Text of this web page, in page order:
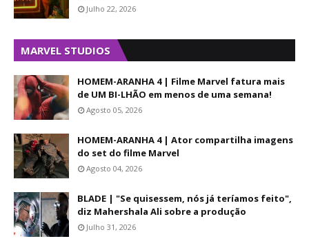
Julho 22, 2026
MARVEL STUDIOS
HOMEM-ARANHA 4 | Filme Marvel fatura mais
de UM BI-LHÃO em menos de uma semana!
Agosto 05, 2026
HOMEM-ARANHA 4 | Ator compartilha imagens
do set do filme Marvel
Agosto 04, 2026
BLADE | "Se quisessem, nós já teríamos feito",
diz Mahershala Ali sobre a produção
Julho 31, 2026